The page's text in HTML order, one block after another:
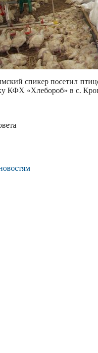
спикер посетил
КФХ «Хлебороб» в с.